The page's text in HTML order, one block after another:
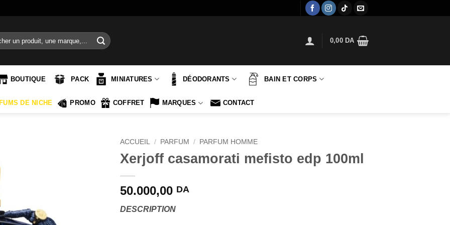
0,00 DA
BOUTIQUE PACK MINIATURES DÉODORANTS BAIN ET CORPS
DE NICHE PROMO COFFRET MARQUES CONTACT
ACCUEIL / PARFUM / PARFUM HOMME
Xerjoff casamorati mefisto edp 100ml
50.000,00 DA
DESCRIPTION